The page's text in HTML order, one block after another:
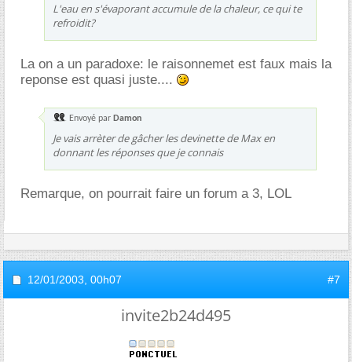
L'eau en s'évaporant accumule de la chaleur, ce qui te
refroidit?
La on a un paradoxe: le raisonnemet est faux mais la
reponse est quasi juste....
Envoyé par Damon
Je vais arrèter de gâcher les devinette de Max en
donnant les réponses que je connais
Remarque, on pourrait faire un forum a 3, LOL
12/01/2003, 00h07 #7
invite2b24d495